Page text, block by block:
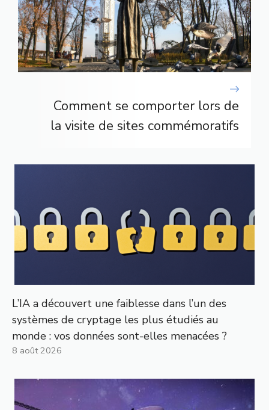
Comment se comporter lors de
la visite de sites commémoratifs
L’IA a découvert une faiblesse dans l’un des
systèmes de cryptage les plus étudiés au
monde : vos données sont-elles menacées ?
8 août 2026